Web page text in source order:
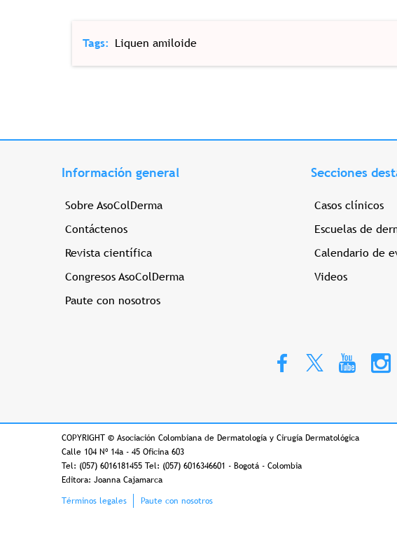
Tags Liquen amiloide
Información general
Sobre AsoColDerma
Contáctenos
Revista científica
Congresos AsoColDerma
Paute con nosotros
Secciones
Casos clínicos
Escuelas de
Calendario de
Videos
COPYRIGHT © Asociación Colombiana de Dermatología y Cirugía Dermatológica
Calle 104 Nº 14a - 45 Oficina 603
Tel: (057) 6016181455 Tel: (057) 6016346601 - Bogotá - Colombia
Editora: Joanna Cajamarca
Footer
Términos legales Paute con nosotros